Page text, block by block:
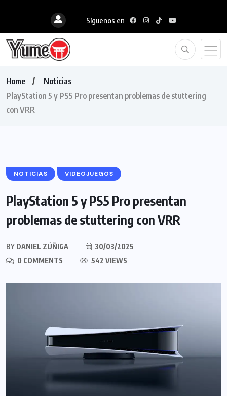
Síguenos en
Home
Noticias
PlayStation 5 y PS5 Pro presentan problemas de stuttering
con VRR
NOTICIAS VIDEOJUEGOS
PlayStation 5 y PS5 Pro presentan
problemas de stuttering con VRR
BY DANIEL ZÚÑIGA
30/03/2025
0 COMMENTS
542 VIEWS